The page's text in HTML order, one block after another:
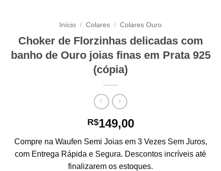
Início / Colares / Colares Ouro
Choker de Florzinhas delicadas com
banho de Ouro joias finas em Prata 925
(cópia)
R$149,00
Compre na Waufen Semi Joias em 3 Vezes Sem Juros,
com Entrega Rápida e Segura. Descontos incríveis até
finalizarem os estoques.